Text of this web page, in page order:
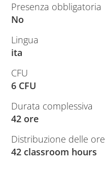
Presenza obbligatoria
No
Lingua
ita
CFU
6 CFU
Durata complessiva
42 ore
Distribuzione delle ore
42 classroom hours